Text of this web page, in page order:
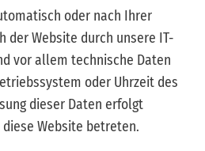
oder nach Ihrer
der Website durch unsere IT-
vor allem technische Daten
oder Uhrzeit des
dieser Daten erfolgt
Website betreten.